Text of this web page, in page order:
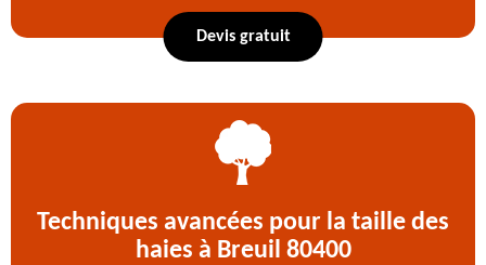
Devis gratuit
Techniques avancées pour la taille des
haies à Breuil 80400